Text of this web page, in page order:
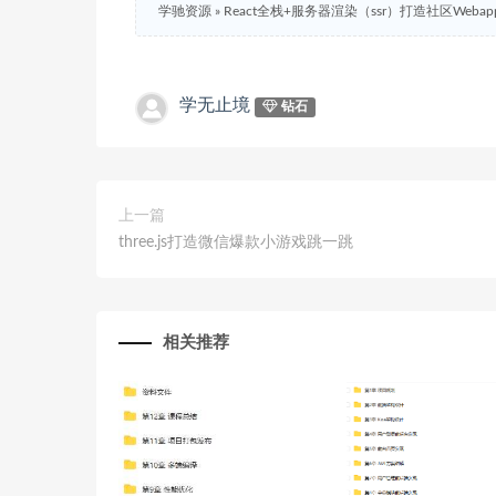
学驰资源 » React全栈+服务器渲染（ssr）打造社区
学无止境 钻石
上一篇
three.js打造微信爆款小游戏跳一跳
相关推荐